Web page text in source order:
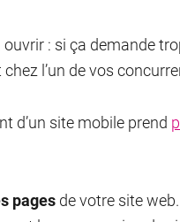
: si ça demande
l’un de vos
d’un site mobile prend
pages de votre site